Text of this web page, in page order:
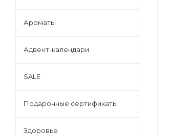
Ароматы
Адвент-календари
SALE
Подарочные сертификаты
Здоровье